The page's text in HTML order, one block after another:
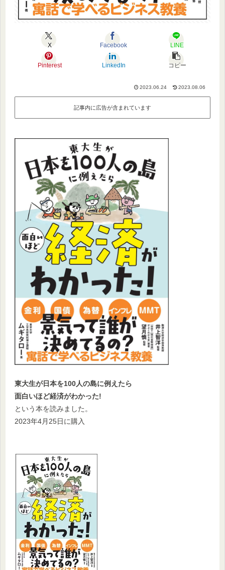
X Facebook LINE
Pinterest LinkedIn コピー
2023.06.24 2023.08.06
記事内に広告が含まれています
東大生が日本を100人の島に例えたら
面白いほど経済がわかった!
という本を読みました。
2023年4月25日に購入